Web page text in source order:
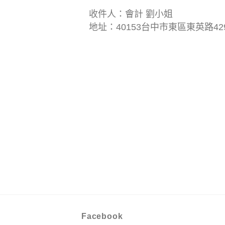
收件人：會計 劉小姐
地址：40153台中市東區東英路
Facebook